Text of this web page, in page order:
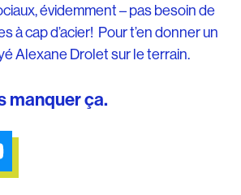
évidemment – pas besoin de
à cap d’acier! Pour t’en donner un
Alexane Drolet sur le terrain.
manquer ça.